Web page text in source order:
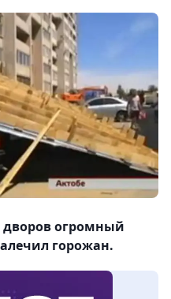
огромный
горожан.